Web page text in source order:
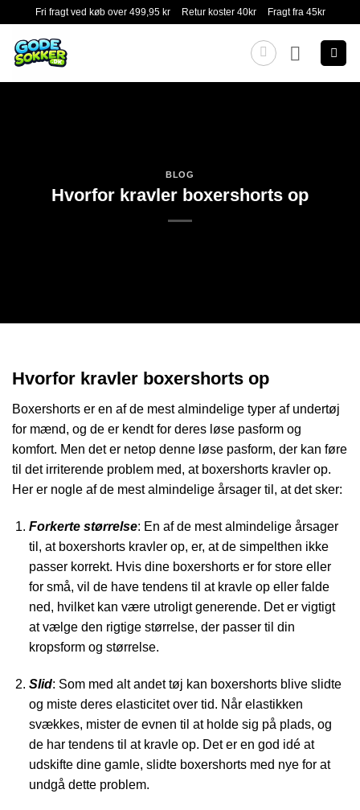
Fortsæt
indhold
Fri fragt ved køb over 499,95 kr Retur koster 40kr Fragt fra 45kr
BLOG
Hvorfor kravler boxershorts op
Hvorfor kravler boxershorts op
Boxershorts er en af de mest almindelige typer af undertøj
for mænd, og de er kendt for deres løse pasform og
komfort. Men det er netop denne løse pasform, der kan føre
til det irriterende problem med, at boxershorts kravler op.
Her er nogle af de mest almindelige årsager til, at det sker:
Forkerte størrelse: En af de mest almindelige årsager
til, at boxershorts kravler op, er, at de simpelthen ikke
passer korrekt. Hvis dine boxershorts er for store eller
for små, vil de have tendens til at kravle op eller falde
ned, hvilket kan være utroligt generende. Det er vigtigt
at vælge den rigtige størrelse, der passer til din
kropsform og størrelse.
Slid: Som med alt andet tøj kan boxershorts blive slidte
og miste deres elasticitet over tid. Når elastikken
svækkes, mister de evnen til at holde sig på plads, og
de har tendens til at kravle op. Det er en god idé at
udskifte dine gamle, slidte boxershorts med nye for at
undgå dette problem.